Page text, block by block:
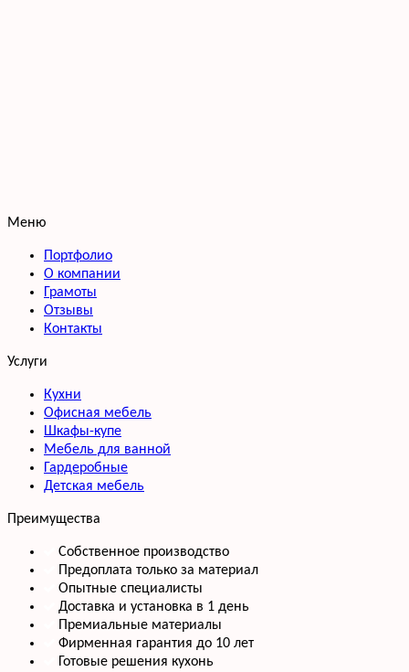
Меню
Портфолио
О компании
Грамоты
Отзывы
Контакты
Услуги
Кухни
Офисная мебель
Шкафы-купе
Мебель для ванной
Гардеробные
Детская мебель
Преимущества
Собственное производство
Предоплата только за материал
Опытные специалисты
Доставка и установка в 1 день
Премиальные материалы
Фирменная гарантия до 10 лет
Готовые решения кухонь